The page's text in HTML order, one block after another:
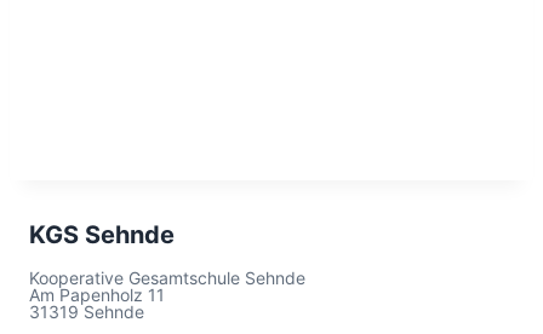
KGS Sehnde
Kooperative Gesamtschule Sehnde
Am Papenholz 11
31319 Sehnde